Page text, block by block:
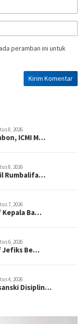
peramban ini untuk
8, 2026
ICMI M…
8, 2026
Rumbalifa…
7, 2026
Kepala Ba…
6, 2026
Jefiks Be…
4, 2026
Disiplin…